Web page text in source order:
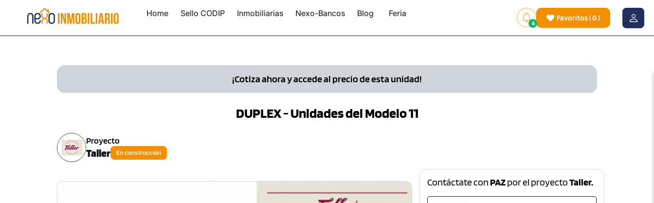
Home Sello CODIP Inmobiliarias Nexo-Bancos Blog Feria
4
Favoritos(0)
¡Cotiza ahora y accede al precio de esta unidad!
DUPLEX - Unidades del Modelo 11
Proyecto
Taller En construcción
Contáctate con PAZpor el proyectoTaller.